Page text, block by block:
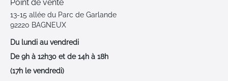
Point de vente
13-15 allée du Parc de Garlande
92220 BAGNEUX
Du lundi au vendredi
De 9h à 12h30 et de 14h à 18h
(17h le vendredi)